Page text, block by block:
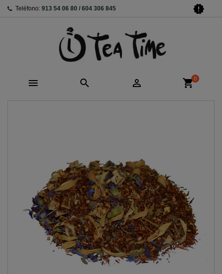
Teléfono: 913 54 06 80 / 604 306 845 new_releases
   shopping_cart0